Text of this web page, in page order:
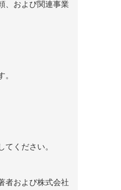
、および関連事業
ください。
者および株式会社